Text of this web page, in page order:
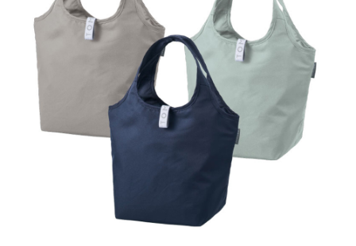
後付繳納相關費用。
※ 交易是否成功請以「AFTEE先享後付 」之結帳頁面顯示為準，若有關於
是否繳費成功／繳費後需取消欲退款等相關疑問，請聯繫「AFTEE先享後付
客戶支援中心」
https://netprotections.freshdesk.com/support/home
１．透過由恩沛科技股份有限公司提供之「AFTEE先享後付」服務完成之交
易，需依本服務之必要範圍內提供個人資料，並將交易相關給付款項請求債
權轉讓予恩沛科技股份有限公司。
２．關於個人資料處理事宜，請瀏覽以下網址：
https://aftee.tw/terms/#terms3
３．未成年的使用者請事先徵得法定代理人或監護人之同意方可使用
「AFTEE先享後付」，若未經同意申辦者引起之損失，本公司不負相關責
４．使用「AFTEE先享後付」時，將依據個別帳號之用戶狀況，依本公司即
時審查核予不同之上限額度；若仍有額度不足之情形，本公司將視審查結果
付款後7-11取貨
每筆NT$60，滿NT$699(含以上)免運費
每筆NT$80，滿NT$1,000(含以上)免運費